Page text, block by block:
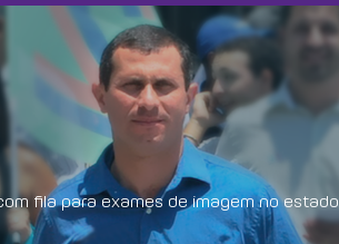
fila para exames de imagem no estado